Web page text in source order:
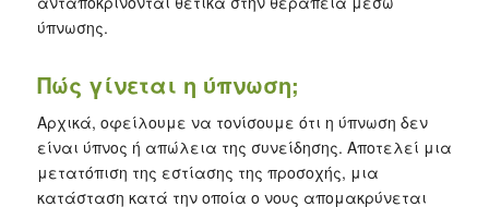
ύπνωσης.
Πώς γίνεται η ύπνωση;
Αρχικά, οφείλουμε να τονίσουμε ότι η ύπνωση δεν
είναι ύπνος ή απώλεια της συνείδησης. Αποτελεί μια
μετατόπιση της εστίασης της προσοχής, μια
κατάσταση κατά την οποία ο νους απομακρύνεται